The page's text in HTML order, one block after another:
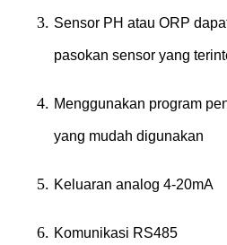
Sensor PH atau ORP
pasokan sensor yang
Menggunakan program
yang mudah digunakan
Keluaran analog 4-20mA
Komunikasi RS485